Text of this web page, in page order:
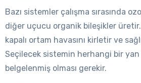
Bazı sistemler çalışma sırasında
diğer uçucu organik bileşikler
kapalı ortam havasını kirletir ve
Seçilecek sistemin herhangi bir
belgelenmiş olması gerekir.